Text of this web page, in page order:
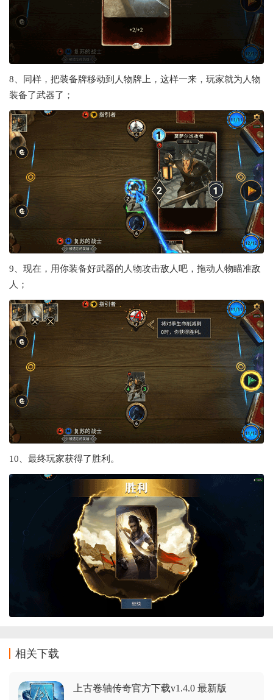
8、同样，把装备牌移动到人物牌上，这样一来，玩家就为人物
装备了武器了；
9、现在，用你装备好武器的人物攻击敌人吧，拖动人物瞄准敌
人；
10、最终玩家获得了胜利。
相关下载
上古卷轴传奇官方下载v1.4.0 最新版